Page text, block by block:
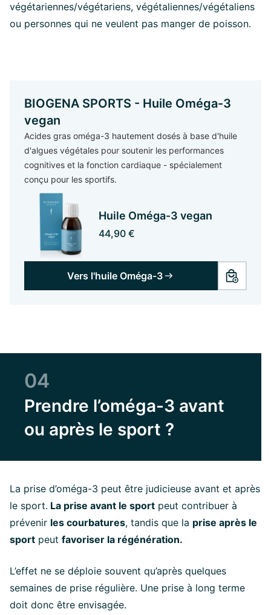
végétariennes/végétariens, végétaliennes/végétaliens
ou personnes qui ne veulent pas manger de poisson.
BIOGENA SPORTS - Huile Oméga-3
vegan
Acides gras oméga-3 hautement dosés à base d'huile
d'algues végétales pour soutenir les performances
cognitives et la fonction cardiaque - spécialement
conçu pour les sportifs.
Huile Oméga-3 vegan
44,90 €
Vers l'huile Oméga-3
04
Prendre l’oméga-3 avant
ou après le sport ?
La prise d’oméga-3 peut être judicieuse avant et après
le sport. La prise avant le sport peut contribuer à
prévenir les courbatures, tandis que la prise après le
sport peut favoriser la régénération.
L’effet ne se déploie souvent qu’après quelques
semaines de prise régulière. Une prise à long terme
doit donc être envisagée.